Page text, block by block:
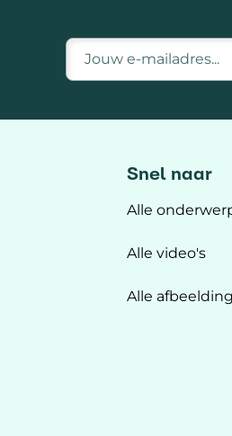
E-mailadres
Snel naar
Alle
Alle video's
Alle